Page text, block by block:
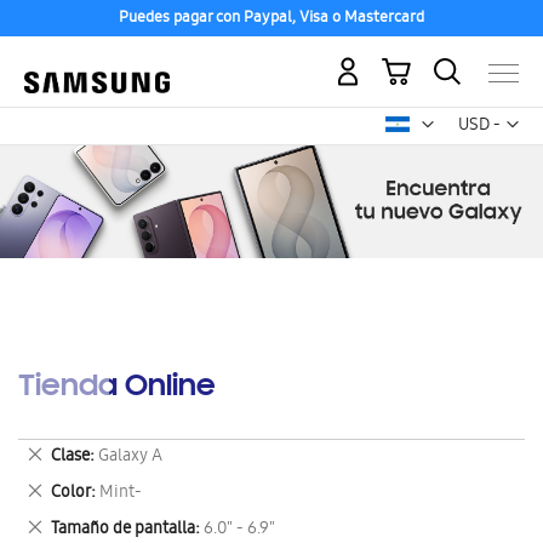
Puedes pagar con Paypal, Visa o Mastercard
USD -
dólar
Mi carrito
Tienda Online
Clase Galaxy A
Eliminar
este
artículo
Color Mint-
Eliminar
este
Tamaño de pantalla 6.0" - 6.9"
Eliminar